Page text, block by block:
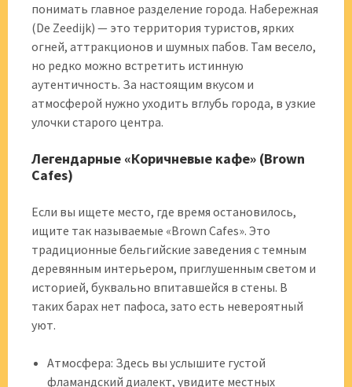
понимать главное разделение города. Набережная
(De Zeedijk) — это территория туристов, ярких
огней, аттракционов и шумных пабов. Там весело,
но редко можно встретить истинную
аутентичность. За настоящим вкусом и
атмосферой нужно уходить вглубь города, в узкие
улочки старого центра.
Легендарные «Коричневые кафе» (Brown
Cafes)
Если вы ищете место, где время остановилось,
ищите так называемые «Brown Cafes». Это
традиционные бельгийские заведения с темным
деревянным интерьером, приглушенным светом и
историей, буквально впитавшейся в стены. В
таких барах нет пафоса, зато есть невероятный
уют.
Атмосфера: Здесь вы услышите густой
фламандский диалект, увидите местных